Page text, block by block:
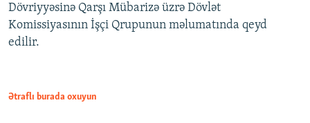
Dövriyyəsinə Qarşı Mübarizə üzrə Dövlət
Komissiyasının İşçi Qrupunun məlumatında qeyd
edilir.
Ətraflı burada oxuyun